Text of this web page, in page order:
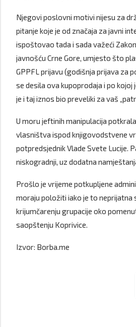
Njegovi poslovni motivi nijesu za
pitanje koje je od značaja za javni
ispoštovao tada i sada važeći
javnošću Crne Gore, umjesto što
GPPFL prijavu (godišnja prijava za
se desila ova kupoprodaja i po
je i taj iznos bio preveliki za vaš
U moru jeftinih manipulacija
vlasništva ispod knjigovodstvene
potpredsjednik Vlade Svete Lucije.
niskogradnji, uz dodatna
Prošlo je vrijeme potkupljene
moraju položiti iako je to neprijatna
krijumčarenju grupacije oko
saopštenju Koprivice.
Izvor: Borba.me